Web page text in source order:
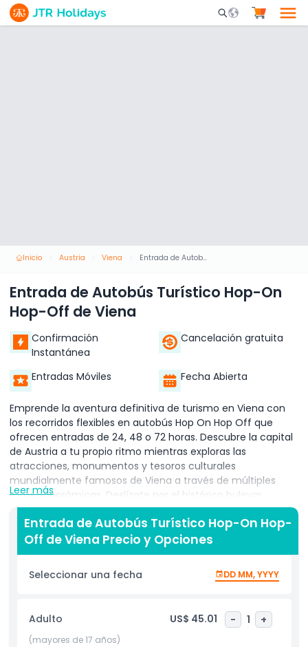
Mobile Search
Inicio Austria Viena Entrada de Autobús Turístico Hop-On Hop-Off de Viena
Entrada de Autobús Turístico Hop-On
Hop-Off de Viena
Confirmación
Instantánea
Cancelación gratuita
Entradas Móviles Fecha Abierta
Emprende la aventura definitiva de turismo en Viena con
los recorridos flexibles en autobús Hop On Hop Off que
ofrecen entradas de 24, 48 o 72 horas. Descubre la capital
de Austria a tu propio ritmo mientras exploras las
atracciones, monumentos y tesoros culturales
mundialmente famosos de Viena a través de múltiples
rutas panorámicas. Deslízate por el histórico bulevar
Ringstraße en la Línea Roja, maravíllate con la Casa
Hundertwasser o disfruta del vibrante parque de
atracciones Prater en la Línea Azul, y adéntrate en la
historia imperial en el Palacio de Schönbrunn en la Línea
Amarilla. En verano, la Línea Verde te lleva a la colina
Kahlenberg para disfrutar de impresionantes vistas
Comienza tu recorrido desde cualquier parada
conveniente de Viena Hop On Hop Off, incluida la icónica
Ópera Estatal de Viena, y disfruta de la flexibilidad de bajar,
Leer más
Entrada de Autobús Turístico Hop-On Hop-
Off de Viena Precio y Opciones
Seleccionar una fecha DD MM, YYYY
Adulto US$ 45.01 - 1 +
(mayores de 17 años)